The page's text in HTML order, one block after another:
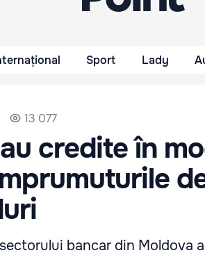
Sport Lady
13 077
credite în
bancar din Moldova